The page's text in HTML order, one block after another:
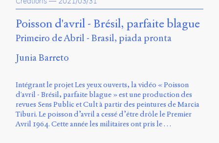
Poisson d'avril - Brésil, parfaite blague
Primeiro de Abril - Brasil, piada pronta
Junia Barreto
Intégrant le projet Les yeux ouverts, la vidéo « Poisson
d'avril - Brésil, parfaite blague » est une production des
revues Sens Public et Cult à partir des peintures de Marcia
Tiburi. Le poisson d’avril a cessé d’être drôle le Premier
Avril 1964. Cette année les militaires ont pris le …